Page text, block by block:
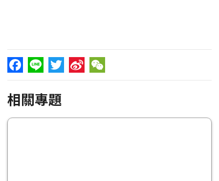
Facebook
Line TwitterSina WeChat
相關專題